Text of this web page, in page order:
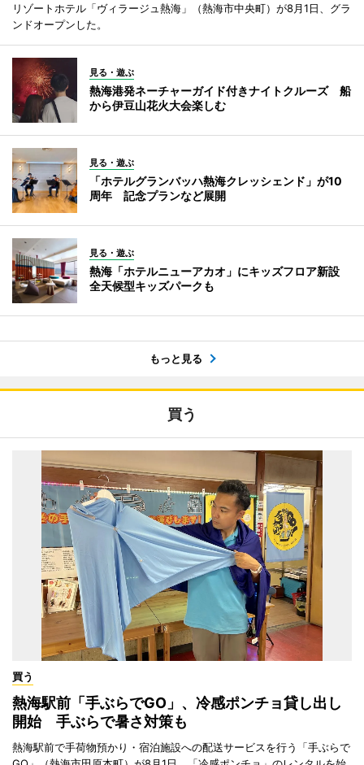
リゾートホテル「ヴィラージュ熱海」（熱海市中央町）が8月1日、グラ
ンドオープンした。
見る・遊ぶ
熱海港発ネーチャーガイド付きナイトクルーズ 船
から伊豆山花火大会楽しむ
見る・遊ぶ
「ホテルグランバッハ熱海クレッシェンド」が10
周年 記念プランなど展開
見る・遊ぶ
熱海「ホテルニューアカオ」にキッズフロア新設
全天候型キッズパークも
もっと見る
買う
買う
熱海駅前「手ぶらでGO」、冷感ポンチョ貸し出し
開始 手ぶらで暑さ対策も
熱海駅前で手荷物預かり・宿泊施設への配送サービスを行う「手ぶらで